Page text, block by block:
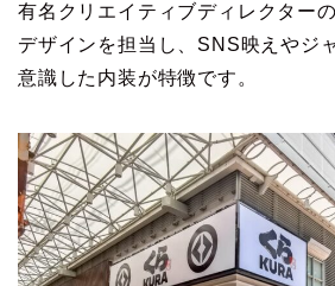
有名クリエイティブディレクター
デザインを担当し、SNS映えやジ
意識した内装が特徴です。